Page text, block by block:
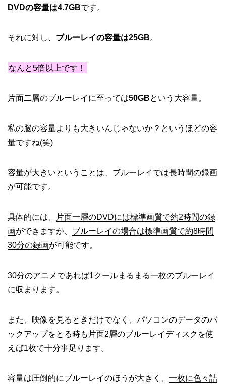
DVDの容量は4.7GBです。
それに対し、 ブルーレイの容量は25GB。
なんと5倍以上です！
片面二層のブルーレイに至っては50GBという大容量。
私の脳の容量よりも大きいんじゃないか？というほどの容
量ですね(笑)
容量が大きいということは、ブルーレイでは長時間の録画
が可能です。
具体的には、
片面一層のDVDには標準画質で約2時間の録
画ができますが、 ブルーレイの場合は標準画質で約8時間
30分の録画が可能です。
30分のアニメであれば1クールまるまる一枚のブルーレイ
に収まります。
また、映像を見るときだけでなく、パソコンのデータのバ
ックアップをとる時も片面2層のブルーレイディスクを使
えば1枚で十分事足ります。
容量は圧倒的にブルーレイのほうが大きく、 一枚に色々詰